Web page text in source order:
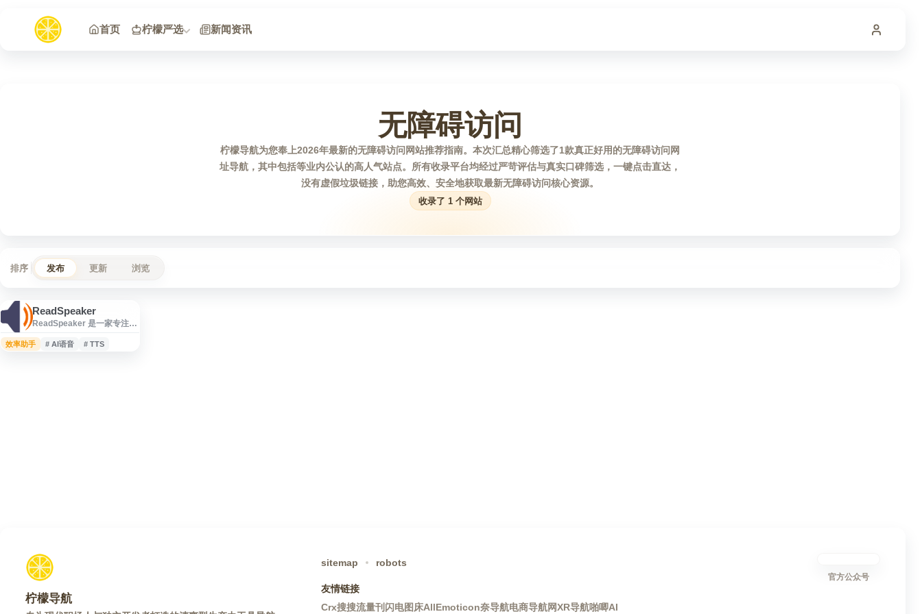
首页
柠檬严选 新闻资讯
无障碍访问
柠檬导航为您奉上2026年最新的无障碍访问网站推荐指南。本次汇总精心筛选了1款真正好用的无障碍访问网
址导航，其中包括等业内公认的高人气站点。所有收录平台均经过严苛评估与真实口碑筛选，一键点击直达，
没有虚假垃圾链接，助您高效、安全地获取最新无障碍访问核心资源。
收录了 1 个网站
排序 发布 更新 浏览
ReadSpeaker
ReadSpeaker 是一家专注于
Speech, TTS）技术的服务
商，面向教育、企业和嵌入
效率助手 # AI语音 # TTS
柠檬导航
sitemap robots
友情链接
Crx搜搜流量刊 闪电图床AllEmoticon奈导航电商导航网XR导航啪唧AI
官方公众号